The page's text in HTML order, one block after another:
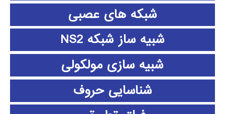
شبکه های عصبی
شبیه ساز شبکه NS2
شبیه سازی مولکولی
شناسایی حروف